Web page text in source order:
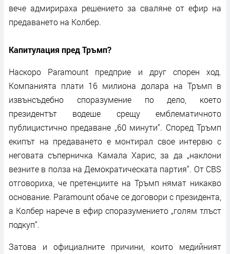
вече адмирираха решението за сваляне от ефир на
предаването на Колбер.
Капитулация пред Тръмп?
Наскоро Paramount предприе и друг спорен ход.
Компанията плати 16 милиона долара на Тръмп в
извънсъдебно споразумение по дело, което
президентът водеше срещу емблематичното
публицистично предаване „60 минути“. Според Тръмп
екипът на предаването е монтирал свое интервю с
неговата съперничка Камала Харис, за да „наклони
везните в полза на Демократическата партия“. От CBS
отговориха, че претенциите на Тръмп нямат никакво
основание. Paramount обаче се договори с президента,
а Колбер нарече в ефир споразумението „голям тлъст
подкуп“.
Затова и официалните причини, които медийният